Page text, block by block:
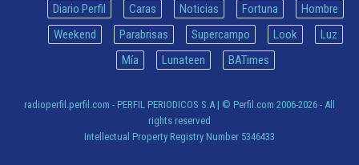
Diario Perfil Caras Noticias Fortuna
Hombre
Weekend
Parabrisas Supercampo Look
Luz
Mía
Lunateen BATimes
radioperfil.perfil.com - PERFIL PERIODICOS S.A | © Perfil.com 2006-2026 - All
rights reserved
Intellectual Property Registry Number 5346433